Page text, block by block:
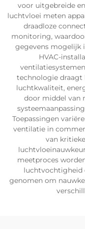
voor uitgebreide
luchtvloei meten
draadloze
monitoring,
gegevens mogelijk
HVAC-
technologie draagt
luchtkwaliteit,
door middel van
Toepassingen
ventilatie in
van
meetproces
luchtvochtigheid
genomen om